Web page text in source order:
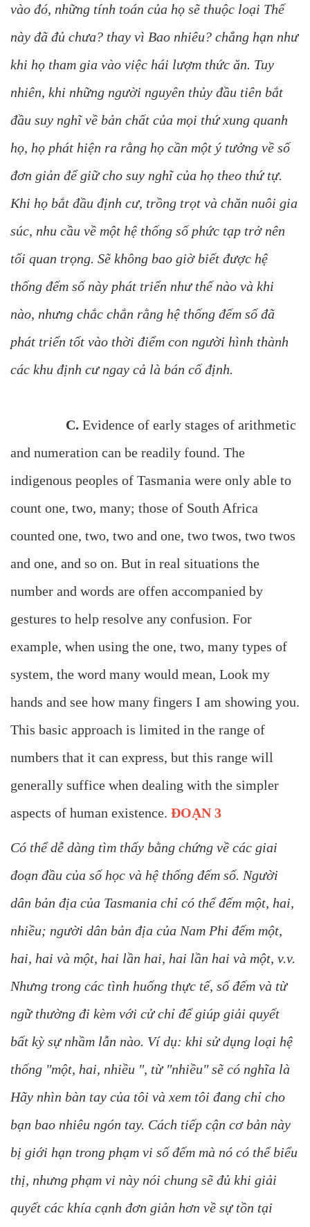
vào đó, những tính toán của họ sẽ thuộc loại Thế
này đã đủ chưa? thay vì Bao nhiêu? chẳng hạn như
khi họ tham gia vào việc hái lượm thức ăn. Tuy
nhiên, khi những người nguyên thủy đầu tiên bắt
đầu suy nghĩ về bản chất của mọi thứ xung quanh
họ, họ phát hiện ra rằng họ cần một ý tưởng về số
đơn giản để giữ cho suy nghĩ của họ theo thứ tự.
Khi họ bắt đầu định cư, trồng trọt và chăn nuôi gia
súc, nhu cầu về một hệ thống số phức tạp trở nên
tối quan trọng. Sẽ không bao giờ biết được hệ
thống đếm số này phát triển như thế nào và khi
nào, nhưng chắc chắn rằng hệ thống đếm số đã
phát triển tốt vào thời điểm con người hình thành
các khu định cư ngay cả là bán cố định.
C. Evidence of early stages of arithmetic
and numeration can be readily found. The
indigenous peoples of Tasmania were only able to
count one, two, many; those of South Africa
counted one, two, two and one, two twos, two twos
and one, and so on. But in real situations the
number and words are offen accompanied by
gestures to help resolve any confusion. For
example, when using the one, two, many types of
system, the word many would mean, Look my
hands and see how many fingers I am showing you.
This basic approach is limited in the range of
numbers that it can express, but this range will
generally suffice when dealing with the simpler
aspects of human existence. ĐOẠN 3
Có thể dễ dàng tìm thấy bằng chứng về các giai
đoạn đầu của số học và hệ thống đếm số. Người
dân bản địa của Tasmania chỉ có thể đếm một, hai,
nhiều; người dân bản địa của Nam Phi đếm một,
hai, hai và một, hai lần hai, hai lần hai và một, v.v.
Nhưng trong các tình huống thực tế, số đếm và từ
ngữ thường đi kèm với cử chỉ để giúp giải quyết
bất kỳ sự nhầm lẫn nào. Ví dụ: khi sử dụng loại hệ
thống "một, hai, nhiều ", từ "nhiều" sẽ có nghĩa là
Hãy nhìn bàn tay của tôi và xem tôi đang chỉ cho
bạn bao nhiêu ngón tay. Cách tiếp cận cơ bản này
bị giới hạn trong phạm vi số đếm mà nó có thể biểu
thị, nhưng phạm vi này nói chung sẽ đủ khi giải
quyết các khía cạnh đơn giản hơn về sự tồn tại